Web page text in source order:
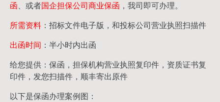
函 、或者国企担保公司商业保函 ，我司即可办理。
所需资料 ：招标文件电子版，和投标公司营业执照扫描件
出函时间 ：半小时内出函
给您提供：保函，担保机构营业执照复印件，资质证书复
印件，发您扫描件，顺丰寄出原件
以下是保函办理案例图：